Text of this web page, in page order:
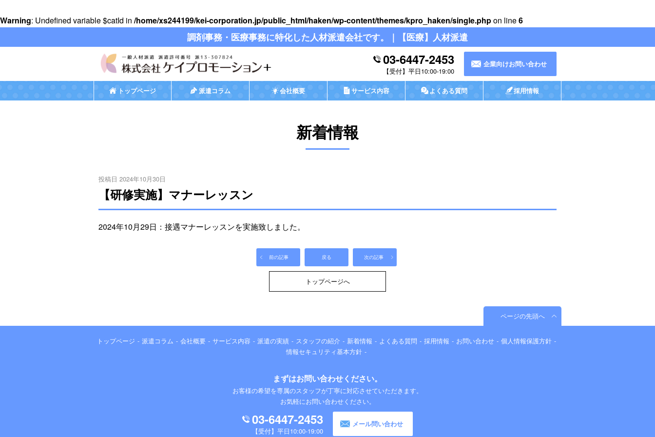
Warning: Undefined variable $catId in /home/xs244199/kei-corporation.jp/public_html/haken/wp-content/themes/kpro_haken/single.phpon line6
調剤事務・医療事務に特化した人材派遣会社です。｜【医療】人材派遣
03-6447-2453
平日10:00-19:00
企業向けお問い合わせ
トップページ 派遣コラム 会社概要 サービス内容 よくある質問 採用情報
新着情報
投稿日 2024年10月30日
【研修実施】マナーレッスン
2024年10月29日：接遇マナーレッスンを実施致しました。
前の記事 戻る 次の記事
トップページへ
ページの先頭へ
トップページ 派遣コラム 会社概要 サービス内容 派遣の実績 スタッフの紹介 新着情報 よくある質問 採用情報 お問い合わせ
個人情報保護方針
情報セキュリティ基本方針
まずはお問い合わせください。
お客様の希望を専属のスタッフが丁寧に対応させていただきます。
お気軽にお問い合わせください。
03-6447-2453
平日10:00-19:00
メール問い合わせ